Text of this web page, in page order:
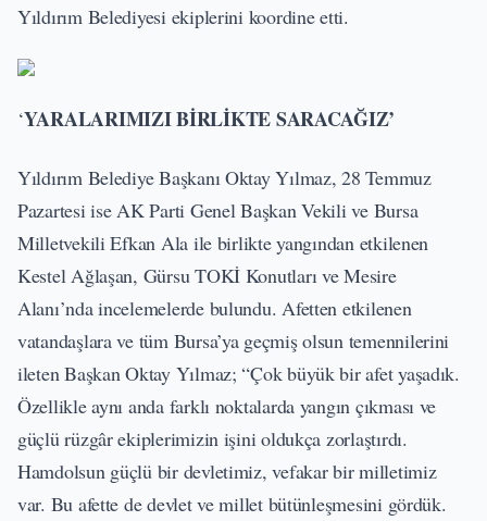
Yıldırım Belediyesi ekiplerini koordine etti.
‘YARALARIMIZI BİRLİKTE SARACAĞIZ’
Yıldırım Belediye Başkanı Oktay Yılmaz, 28 Temmuz
Pazartesi ise AK Parti Genel Başkan Vekili ve Bursa
Milletvekili Efkan Ala ile birlikte yangından etkilenen
Kestel Ağlaşan, Gürsu TOKİ Konutları ve Mesire
Alanı’nda incelemelerde bulundu. Afetten etkilenen
vatandaşlara ve tüm Bursa’ya geçmiş olsun temennilerini
ileten Başkan Oktay Yılmaz; “Çok büyük bir afet yaşadık.
Özellikle aynı anda farklı noktalarda yangın çıkması ve
güçlü rüzgâr ekiplerimizin işini oldukça zorlaştırdı.
Hamdolsun güçlü bir devletimiz, vefakar bir milletimiz
var. Bu afette de devlet ve millet bütünleşmesini gördük.